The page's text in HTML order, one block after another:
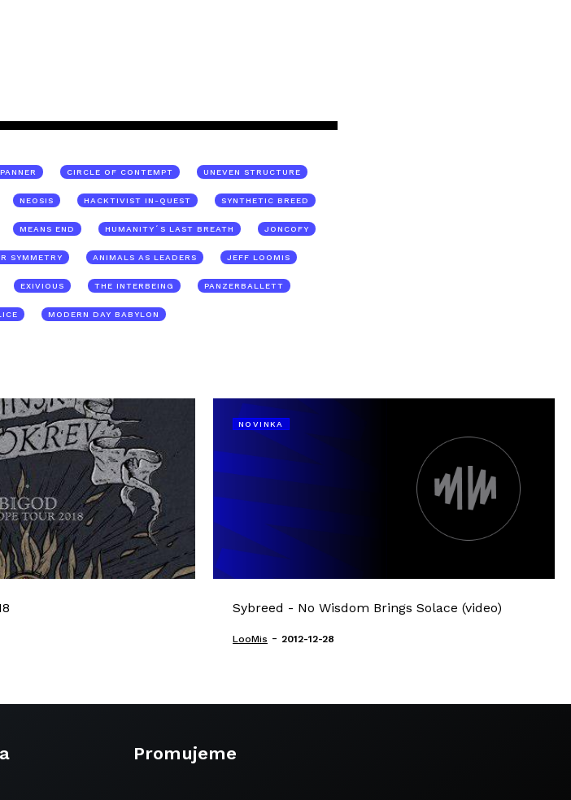
CIRCLE OF CONTEMPT UNEVEN STRUCTURE
NEOSIS HACKTIVIST IN-QUEST SYNTHETIC BREED
MEANS END HUMANITY´S LAST BREATH JONCOFY
SYMMETRY ANIMALS AS LEADERS JEFF LOOMIS
EXIVIOUS THE INTERBEING PANZERBALLETT
MODERN DAY BABYLON
NOVINKA
Sybreed - No Wisdom Brings Solace (video)
LooMis - 2012-12-28
Promujeme